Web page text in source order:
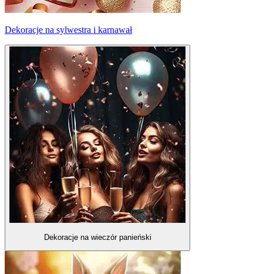
Dekoracje na sylwestra i karnawał
Dekoracje na wieczór panieński